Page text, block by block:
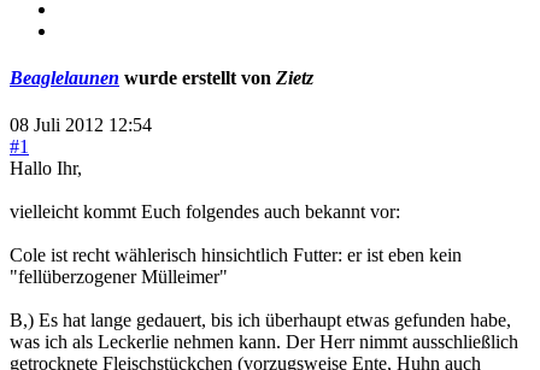
Beaglelaunen wurde erstellt von Zietz
08 Juli 2012 12:54
#1
Hallo Ihr,
vielleicht kommt Euch folgendes auch bekannt vor:
Cole ist recht wählerisch hinsichtlich Futter: er ist eben kein
"fellüberzogener Mülleimer"
B,) Es hat lange gedauert, bis ich überhaupt etwas gefunden habe,
was ich als Leckerlie nehmen kann. Der Herr nimmt ausschließlich
getrocknete Fleischstückchen (vorzugsweise Ente, Huhn auch